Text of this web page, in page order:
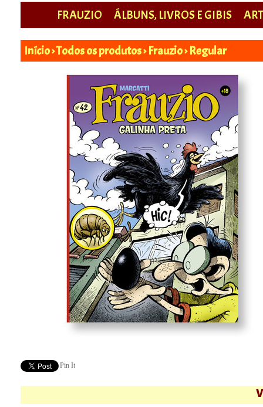
FRAUZIO ÁLBUNS, LIVROS E GIBIS
Início›Todos os produtos› Frauzio› Regular
Pin It